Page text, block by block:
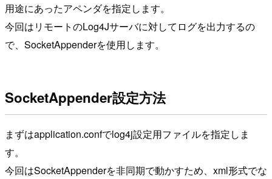
用途にあったアペンダを指定します。
今回はリモートのLog4Jサーバに対してログを出力するの
で、SocketAppenderを使用します。
SocketAppender設定方法
まずはapplication.confでlog4j設定用ファイルを指定しま
す。
今回はSocketAppenderを非同期で動かすため、xml形式でな